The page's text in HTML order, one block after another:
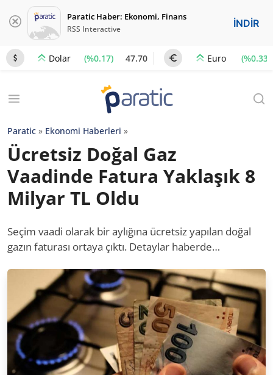
Paratic Haber: Ekonomi, Finans
RSS Interactive İNDİR
Dolar (%0.17) 47.70 Euro (%0.33)
Paratic » Ekonomi Haberleri »
Ücretsiz Doğal Gaz
Vaadinde Fatura Yaklaşık 8
Milyar TL Oldu
Seçim vaadi olarak bir aylığına ücretsiz yapılan doğal
gazın faturası ortaya çıktı. Detaylar haberde…